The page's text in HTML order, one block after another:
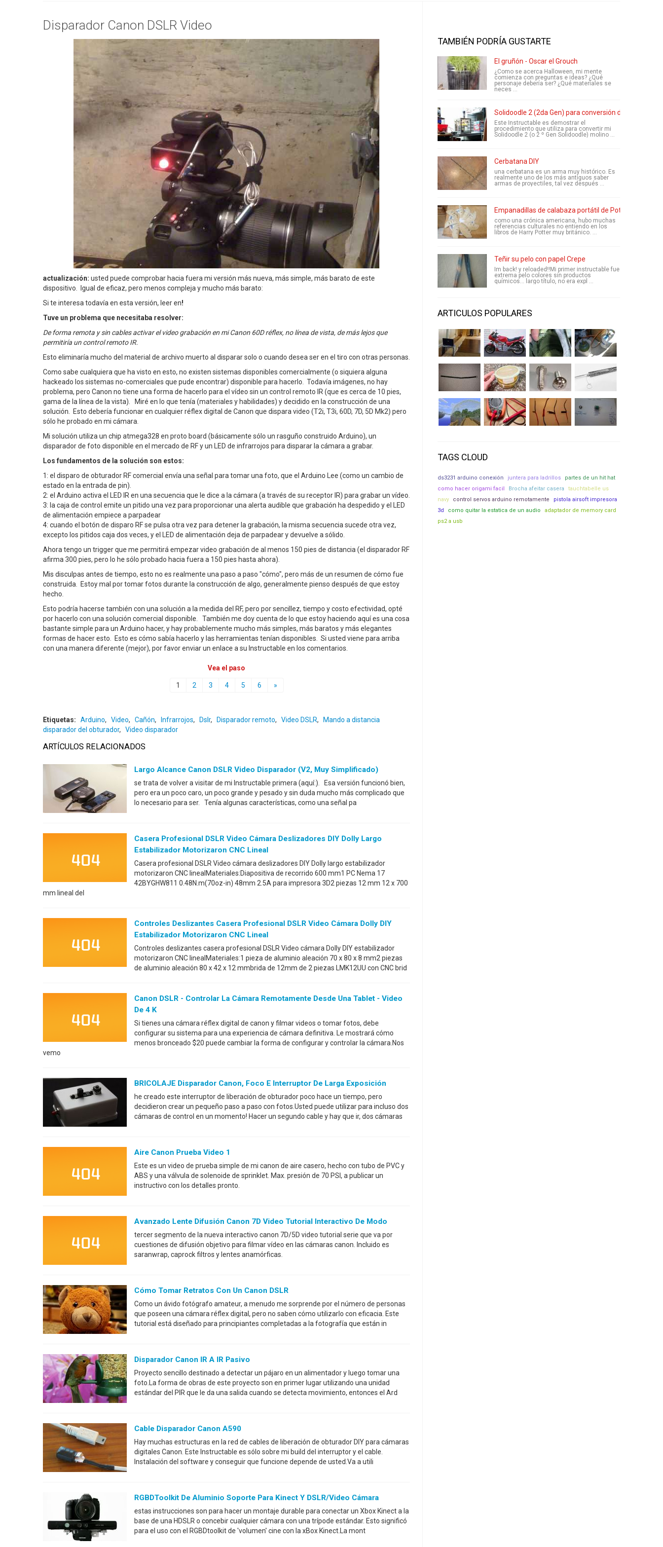
Disparador Canon DSLR Video
actualización: usted puede comprobar hacia fuera mi versión más nueva, más simple, más barato de este
dispositivo. Igual de eficaz, pero menos compleja y mucho más barato:
Si te interesa todavía en esta versión, leer en!
Tuve un problema que necesitaba resolver:
De forma remota y sin cables activar el video grabación en mi Canon 60D réflex, no línea de vista, de más lejos que
permitiría un control remoto IR.
Esto eliminaría mucho del material de archivo muerto al disparar solo o cuando desea ser en el tiro con otras personas.
Como sabe cualquiera que ha visto en esto, no existen sistemas disponibles comercialmente (o siquiera alguna
hackeado los sistemas no-comerciales que pude encontrar) disponible para hacerlo. Todavía imágenes, no hay
problema, pero Canon no tiene una forma de hacerlo para el vídeo sin un control remoto IR (que es cerca de 10 pies,
gama de la línea de la vista). Miré en lo que tenía (materiales y habilidades) y decidido en la construcción de una
solución. Esto debería funcionar en cualquier réflex digital de Canon que dispara video (T2i, T3i, 60D, 7D, 5D Mk2) pero
sólo he probado en mi cámara.
Mi solución utiliza un chip atmega328 en proto board (básicamente sólo un rasguño construido Arduino), un
disparador de foto disponible en el mercado de RF y un LED de infrarrojos para disparar la cámara a grabar.
Los fundamentos de la solución son estos:
1: el disparo de obturador RF comercial envía una señal para tomar una foto, que el Arduino Lee (como un cambio de
estado en la entrada de pin).
2: el Arduino activa el LED IR en una secuencia que le dice a la cámara (a través de su receptor IR) para grabar un vídeo.
3: la caja de control emite un pitido una vez para proporcionar una alerta audible que grabación ha despedido y el LED
de alimentación empiece a parpadear
4: cuando el botón de disparo RF se pulsa otra vez para detener la grabación, la misma secuencia sucede otra vez,
excepto los pitidos caja dos veces, y el LED de alimentación deja de parpadear y devuelve a sólido.
Ahora tengo un trigger que me permitirá empezar video grabación de al menos 150 pies de distancia (el disparador RF
afirma 300 pies, pero lo he sólo probado hacia fuera a 150 pies hasta ahora).
Mis disculpas antes de tiempo, esto no es realmente una paso a paso "cómo", pero más de un resumen de cómo fue
construida. Estoy mal por tomar fotos durante la construcción de algo, generalmente pienso después de que estoy
hecho.
Esto podría hacerse también con una solución a la medida del RF, pero por sencillez, tiempo y costo efectividad, opté
por hacerlo con una solución comercial disponible. También me doy cuenta de lo que estoy haciendo aquí es una cosa
bastante simple para un Arduino hacer, y hay probablemente mucho más simples, más baratos y más elegantes
formas de hacer esto. Esto es cómo sabía hacerlo y las herramientas tenían disponibles. Si usted viene para arriba
con una manera diferente (mejor), por favor enviar un enlace a su Instructable en los comentarios.
Vea el paso
1 2 3 4 5 6 »
Etiquetas: Arduino, Video, Cañón, Infrarrojos, Dslr, Disparador remoto, Video DSLR,
Mando a distancia
disparador del obturador, Video disparador
ARTÍCULOS RELACIONADOS
Largo Alcance Canon DSLR Video Disparador (V2, Muy Simplificado)
se trata de volver a visitar de mi Instructable primera (aquí:). Esa versión funcionó bien,
pero era un poco caro, un poco grande y pesado y sin duda mucho más complicado que
lo necesario para ser. Tenía algunas características, como una señal pa
Casera Profesional DSLR Video Cámara Deslizadores DIY Dolly Largo
Estabilizador Motorizaron CNC Lineal
Casera profesional DSLR Video cámara deslizadores DIY Dolly largo estabilizador
motorizaron CNC linealMateriales:Diapositiva de recorrido 600 mm1 PC Nema 17
42BYGHW811 0.48N.m(70oz-in) 48mm 2.5A para impresora 3D2 piezas 12 mm 12 x 700
mm lineal del
Controles Deslizantes Casera Profesional DSLR Video Cámara Dolly DIY
Estabilizador Motorizaron CNC Lineal
Controles deslizantes casera profesional DSLR Video cámara Dolly DIY estabilizador
motorizaron CNC linealMateriales:1 pieza de aluminio aleación 70 x 80 x 8 mm2 piezas
de aluminio aleación 80 x 42 x 12 mmbrida de 12mm de 2 piezas LMK12UU con CNC brid
Canon DSLR - Controlar La Cámara Remotamente Desde Una Tablet - Video
De 4 K
Si tienes una cámara réflex digital de canon y filmar videos o tomar fotos, debe
configurar su sistema para una experiencia de cámara definitiva. Le mostrará cómo
menos bronceado $20 puede cambiar la forma de configurar y controlar la cámara.Nos
vemo
BRICOLAJE Disparador Canon, Foco E Interruptor De Larga Exposición
he creado este interruptor de liberación de obturador poco hace un tiempo, pero
decidieron crear un pequeño paso a paso con fotos.Usted puede utilizar para incluso dos
cámaras de control en un momento! Hacer un segundo cable y hay que ir, dos cámaras
Aire Canon Prueba Video 1
Este es un video de prueba simple de mi canon de aire casero, hecho con tubo de PVC y
ABS y una válvula de solenoide de sprinklet. Max. presión de 70 PSI, a publicar un
instructivo con los detalles pronto.
Avanzado Lente Difusión Canon 7D Video Tutorial Interactivo De Modo
tercer segmento de la nueva interactivo canon 7D/5D video tutorial serie que va por
cuestiones de difusión objetivo para filmar vídeo en las cámaras canon. Incluido es
saranwrap, caprock filtros y lentes anamórficas.
Cómo Tomar Retratos Con Un Canon DSLR
Como un ávido fotógrafo amateur, a menudo me sorprende por el número de personas
que poseen una cámara réflex digital, pero no saben cómo utilizarlo con eficacia. Este
tutorial está diseñado para principiantes completadas a la fotografía que están in
Disparador Canon IR A IR Pasivo
Proyecto sencillo destinado a detectar un pájaro en un alimentador y luego tomar una
foto.La forma de obras de este proyecto son en primer lugar utilizando una unidad
estándar del PIR que le da una salida cuando se detecta movimiento, entonces el Ard
Cable Disparador Canon A590
Hay muchas estructuras en la red de cables de liberación de obturador DIY para cámaras
digitales Canon. Este Instructable es sólo sobre mi build del interruptor y el cable.
Instalación del software y conseguir que funcione depende de usted.Va a utili
RGBDToolkit De Aluminio Soporte Para Kinect Y DSLR/video Cámara
estas instrucciones son para hacer un montaje durable para conectar un Xbox Kinect a la
base de una HDSLR o concebir cualquier cámara con una trípode estándar. Esto significó
para el uso con el RGBDtoolkit de 'volumen' cine con la xBox Kinect.La mont
TAMBIÉN PODRÍA GUSTARTE
El gruñón - Oscar el Grouch
¿Como se acerca Halloween, mi mente
comienza con preguntas e ideas? ¿Qué
personaje debería ser? ¿Qué materiales se
neces ...
Solidoodle 2 (2da Gen) para conversión de CNC Mill
Este Instructable es demostrar el
procedimiento que utiliza para convertir mi
Solidoodle 2 (o 2 º Gen Solidoodle) molino ...
Cerbatana DIY
una cerbatana es un arma muy histórico. Es
realmente uno de los más antiguos saber
armas de proyectiles, tal vez después ...
Empanadillas de calabaza portátil de Potter
como una crónica americana, hubo muchas
referencias culturales no entiendo en los
libros de Harry Potter muy británico. ...
Teñir su pelo con papel Crepe
Im back! y reloaded!!Mi primer instructable fue
extrema pelo colores sin productos
químicos... largo título, no era expl ...
ARTICULOS POPULARES
TAGS CLOUD
ds3231 arduino conexión juntera para ladrillos
partes de un hit hat
como hacer origami facil
Brocha afeitar casera
tauchtabelle us
navy
control servos arduino remotamente
pistola airsoft impresora
3d
como quitar la estatica de un audio
adaptador de memory card
ps2 a usb